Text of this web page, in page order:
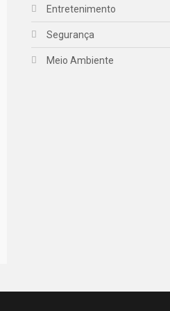
Entretenimento
Segurança
Meio Ambiente